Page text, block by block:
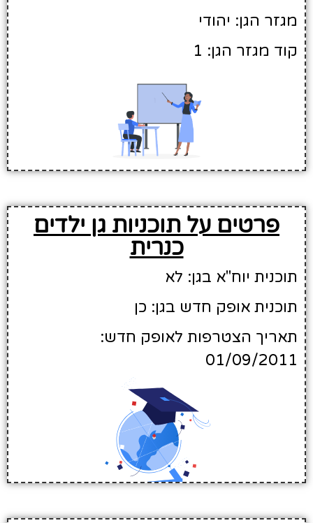
מגזר הגן: יהודי
קוד מגזר הגן: 1
פרטים על תוכניות גן ילדים
כנרית
תוכנית יוח"א בגן: לא
תוכנית אופק חדש בגן: כן
תאריך הצטרפות לאופק חדש:
01/09/2011